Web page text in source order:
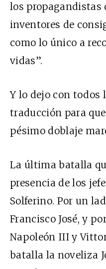
los propagandistas
inventores de
como lo único a
vidas”.
Y lo dejo con todos
traducción para
pésimo doblaje
La última batalla
presencia de los
Solferino. Por un
Francisco José, y
Napoleón III y
batalla la noveliza